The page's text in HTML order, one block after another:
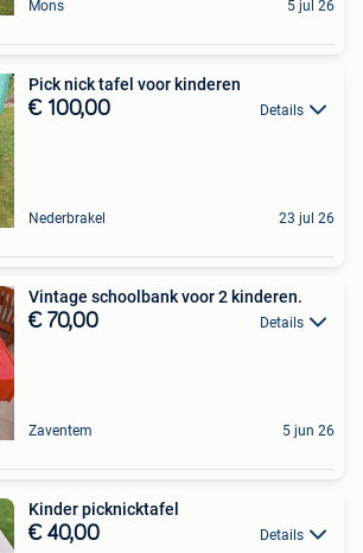
Mons 5 jul 26
Pick nick tafel voor kinderen
€ 100,00 Details
Nederbrakel 23 jul 26
Vintage schoolbank voor 2 kinderen.
€ 70,00 Details
Zaventem 5 jun 26
Kinder picknicktafel
€ 40,00 Details